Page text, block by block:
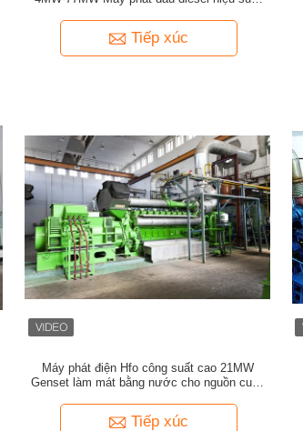
Tiếp xúc
Máy phát điện Hfo công suất cao 21MW
Genset làm mát bằng nước cho nguồn cung
Tiếp xúc